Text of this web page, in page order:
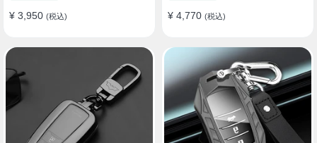
¥ 3,950 (税込) ¥ 4,770 (税込)